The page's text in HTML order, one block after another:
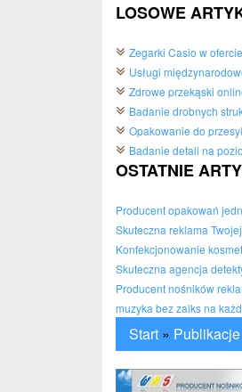
LOSOWE
Zegarki Casio w
Usługi
Zdrowe przekąski
Badanie drobnych
Opakowanie do
Badanie detali na
OSTATNIE
Producent opakowań
Skuteczna reklama
Konfekcjonowanie
Skuteczna agencja
Producent nośników
muzyka bez zaiks na
Start » Publikacje